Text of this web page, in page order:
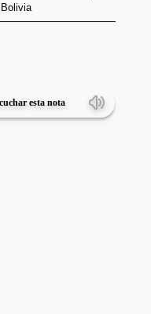
esta nota